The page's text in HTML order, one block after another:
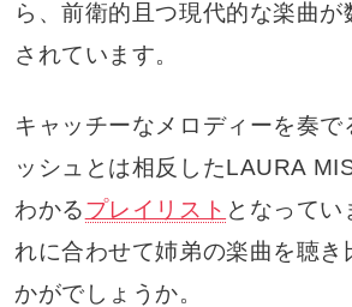
ら、前衛的且つ現代的な楽曲が
されています。
キャッチーなメロディーを奏で
ッシュとは相反したLAURA
わかるプレイリスト となってい
れに合わせて姉弟の楽曲を聴き
かがでしょうか。